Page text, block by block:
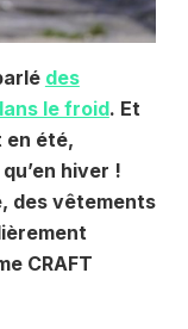
des
le froid. Et
en été,
hiver !
des vêtements
CRAFT